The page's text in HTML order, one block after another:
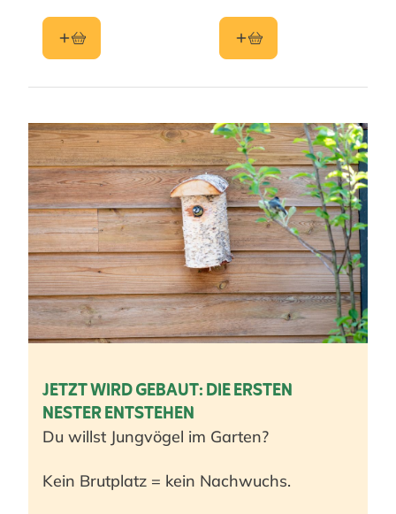
JETZT WIRD GEBAUT: DIE ERSTEN
NESTER ENTSTEHEN
Du willst Jungvögel im Garten?
Kein Brutplatz = kein Nachwuchs.